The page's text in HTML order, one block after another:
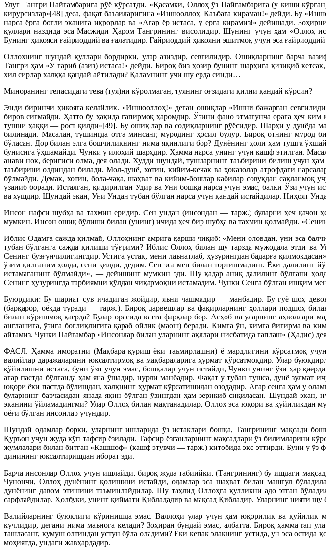
Улуғ Тангри Пайғамбарига рўё кўрсатди. «Қасамки, Оллоҳ ўз Пайғамбарига (у киши
кирурсизлар»[48] деса, фақат баъзиларигина «Иншооллоҳ, Каъбага кираман!» дейди. Бу
нарса ёрга боғли эканига иқрорлар ва «Агар ёр истаса, у ерга кирамиз!» дейишади.
қуллари наздида эса Масжиди Ҳаром Тангрининг висолидир. Шунинг учун ҳам «Оллоҳ
Бунинг ҳикояси ғайриоддий ва ғалатидир. Ғайриоддий ҳикояни эшитмоқ учун эса ғайриоддий
Оллоҳнинг шундай қуллари бордирки, улар азиздир, севгилидир. Ошиқларнинг барча
Тангри ҳам «У ғариб (азиз) истаса!» дейди. Бироқ биз ҳозир бунинг шарҳига қизиқиб
хил сирлар халққа қандай айтилади? Қаламнинг учи шу ерда синди…
Миноранинг тепасидаги тева (туя)ни кўролмаган, туянинг оғзидаги қилни қандай кўрсин?
Энди биринчи ҳикояга келайлик. «Иншооллоҳ!» деган ошиқлар «Ишни бажарган
биров сиғмайди. Ҳатто бу ҳақида гапирмоқ ҳаромдир. Ўзини фано этмагунча орага ҳеч
тушни ҳаққи — рост қилди»[49]. Бу ошиқ.лар ва содиқларнинг рўёсидир. Шарҳи у дунёда
билинади. Масалан, тушингда отга минсанг, муродинг ҳосил бўлур. Бироқ отнинг мурод
бўласан. Дор билан элга бошчиликнинг нима яқинлиги бор? Дунёнинг ҳоли ҳам тушга
бунисига ўҳшамайди. Чунки у илоҳий шарҳдир. Ҳамма нарса унинг учун кашф этилган.
анави нок, беригиси олма, дея олади. Худди шундай, тушларнинг таъбирини билиш учун
таъбирини олдиндан билади. Мол-дунё, хотин, кийим-кечак ва ҳоказолар атрофдаги
бўлмайди. Демак, хотин, бола-чақа, шаҳват ва кийим-бошлар кабилар совуқдан сақланмоқ
узайиб боради. Исталган, қидирилган Удир ва Уни бошқа нарса учун эмас, балки Ўзи учун
ва хушдир. Шундай экан, Уни Ундан тубан бўлган нарса учун қандай истайдилар. Ниҳоят
Инсон нафси шубҳа ва тахмин еридир. Сен ундан (инсондан — тарж.) буларни ҳеч қачон
мумкин. Инсон ошиқ бўлиши билан (унинг) ичида ҳеч бир шубҳа ва тахмин қолмайди.
Иблис Одамга сажда қилмай, Оллоҳнинг амрига қарши чиқиб: «Мени оловдан, уни эса
тубан бўлганга сажда қилиши тўғрими? Иблис Оллоҳ билан шу тарзда мужодала этди
Сенинг бузғунчилигингдир. Устига устак, мени лаънатлаб, ҳузурингдан бадарға
ўзим қилганим ҳолда, сени қилди, дедим. Сен эса мен билан тортишмадинг. Ёки далилинг
истамаганинг бўлмайди», — дейишинг мумкин эди. Шу қадар аниқ далилинг бўлгани
Сенинг ҳузурингда тарбиямни қўлдан чиқармоқни истамадим. Чунки Сенга бўлган ишқим
Буюрдики: Бу шариат сув ичадиган жойдир, яъни чашмадир — манбадир. Бу гуё шоҳ
(барқарор, оёқда туради — тарж.). Бироқ дарвешлар ва фақирларнинг ҳоллари подшоҳ
билан кўришмоқ қаерда? Булар орасида катта фарқлар бор. Асҳоб ва уларнинг аҳволлари
англашига, ўзига боғлиқлигига қараб ойлик (маош) беради. Кимга ўн, кимга йигирма ва
айтамиз. Чунки Пайғамбар «Инсонлар билан уларнинг ақллари нисбатида гаплаш» (Ҳадис)
ФАСЛ. Ҳамма иморатни (Мақбара қуриш ёки таъмирлашни) ё мардлигини кўрсатмоқ
валийлар даражаларини юксалтирмоқ ва мақбараларига ҳурмат кўрсатмоқдир. Улар
қўйилишни истаса, буни ўзи учун эмас, бошқалар учун истайди, Чунки унинг ўзи ҳар
агар пастда бўлганда ҳам яна ўшадир, нурли манбадир. Фақат у тубан тушса, дунё
юқори ёки пастда бўлишдан, халқнинг ҳурмат кўрсатишидан озодадир. Агар сенга ҳам у
буларнинг барчасидан янада яқин бўлган ўзингдан ҳам зерикиб сиқиласан. Шундай экан,
эканини ўйламадингми? Улар Оллоҳ билан мақтанадилар, Оллоҳ эса юқори ва
оёғи бўлган инсонлар учундир.
Шундай одамлар борки, уларнинг ишларида ўз истаклари бошқа, Тангрининг мақсади
Қуpъон учун жуда кўп тафсир ёзилади. Тафсир ёзганларнинг мақсадлари ўз билимларини
жумлалари билан битган «Кашшоф» (кашф этувчи — тарж.) китобида экс эттирди. Буни у ўз
динининг юксалтиришдан иборат эди.
Барча инсонлар Оллоҳ учун ишлайди, бироқ жуда табиийки, (Тангрининг) бу ишдаги
Чунончи, Оллоҳ дунёнинг қолишини истайди, одамлар эса шаҳват билан машгул
дунёнинг давом этишини таъминлайдилар. Шу таҳлид Оллоҳга қулликни адо этган
сарфлайдилар. Ҳолбуки, унинг қиймати Қиблададир ва мақсад Қибладир. Уларнинг нияти
Валийларнинг буюклиги кўринишда эмас. Валлоҳи улар учун ҳам юқорилик ва қуйилик
кучлидир, дегани нима маънога келади? Зоҳиран бундай эмас, албатта. Бироқ ҳаммa raп
ташласанг, кумуш олтиндан устун бўла оладими? Ёки кепак элакнинг устида, ун эса
моҳиятда, ундаги жавҳардадир.